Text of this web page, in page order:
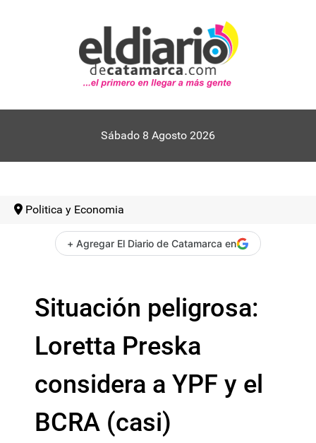
Sábado 8 Agosto 2026
Politica y Economia
+ Agregar El Diario de Catamarca en
Situación peligrosa:
Loretta Preska
considera a YPF y el
BCRA (casi)